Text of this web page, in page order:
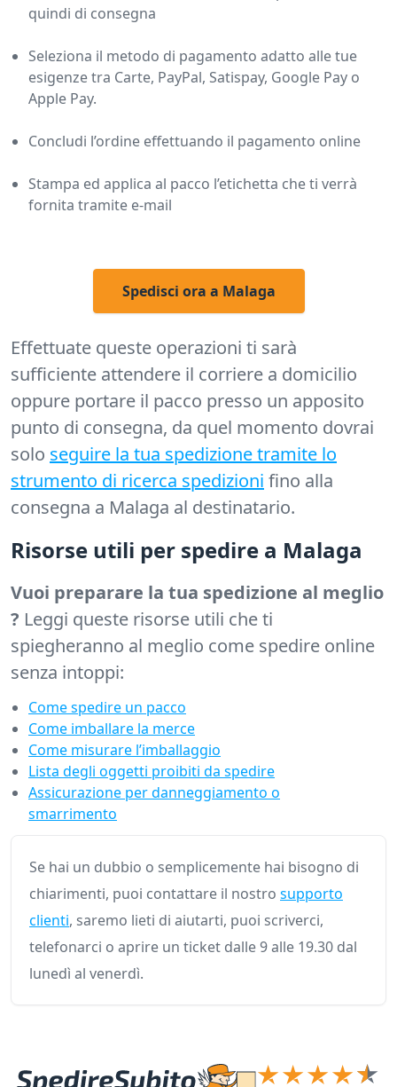
quindi di consegna
Seleziona il metodo di pagamento adatto alle tue
esigenze tra Carte, PayPal, Satispay, Google Pay o
Apple Pay.
Concludi l’ordine effettuando il pagamento online
Stampa ed applica al pacco l’etichetta che ti verrà
fornita tramite e-mail
Spedisci ora a Malaga
Effettuate queste operazioni ti sarà
sufficiente attendere il corriere a domicilio
oppure portare il pacco presso un apposito
punto di consegna, da quel momento dovrai
solo seguire la tua spedizione tramite lo
strumento di ricerca spedizioni fino alla
consegna a Malaga al destinatario.
Risorse utili per spedire a Malaga
Vuoi preparare la tua spedizione al meglio
? Leggi queste risorse utili che ti
spiegheranno al meglio come spedire online
senza intoppi:
Come spedire un pacco
Come imballare la merce
Come misurare l’imballaggio
Lista degli oggetti proibiti da spedire
Assicurazione per danneggiamento o
smarrimento
Se hai un dubbio o semplicemente hai bisogno di
chiarimenti, puoi contattare il nostro supporto
clienti, saremo lieti di aiutarti, puoi scriverci,
telefonarci o aprire un ticket dalle 9 alle 19.30 dal
lunedì al venerdì.